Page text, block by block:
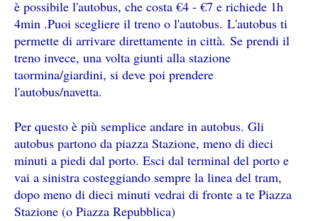
è possibile l'autobus, che costa €4 - €7 e richiede 1h
4min .Puoi scegliere il treno o l'autobus. L'autobus ti
permette di arrivare direttamente in città. Se prendi il
treno invece, una volta giunti alla stazione
taormina/giardini, si deve poi prendere
l'autobus/navetta.
Per questo è più semplice andare in autobus. Gli
autobus partono da piazza Stazione, meno di dieci
minuti a piedi dal porto. Esci dal terminal del porto e
vai a sinistra costeggiando sempre la linea del tram,
dopo meno di dieci minuti vedrai di fronte a te Piazza
Stazione (o Piazza Repubblica)